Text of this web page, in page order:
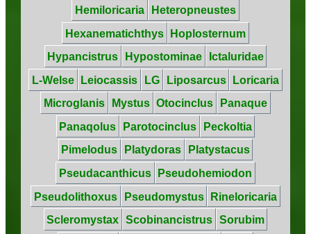
Hemiloricaria
Heteropneustes
Hexanematichthys
Hoplosternum
Hypancistrus
Hypostominae
Ictaluridae
L-Welse
Leiocassis LG Liposarcus
Loricaria
Microglanis
Mystus Otocinclus
Panaque
Panaqolus
Parotocinclus
Peckoltia
Pimelodus
Platydoras
Platystacus
Pseudacanthicus
Pseudohemiodon
Pseudolithoxus
Pseudomystus
Rineloricaria
Scleromystax Scobinancistrus Sorubim